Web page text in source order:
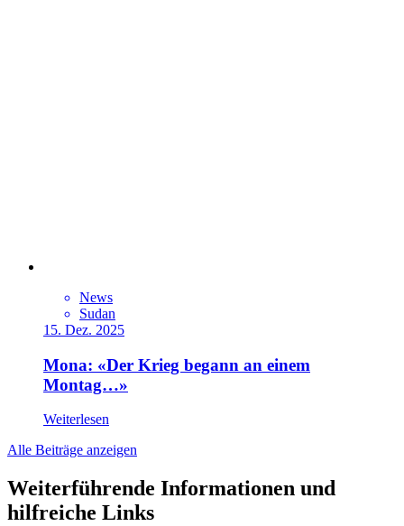
News
Sudan
15. Dez. 2025
Mona: «Der Krieg begann an einem
Montag…»
Weiterlesen
Alle Beiträge anzeigen
Weiterführende Informationen und
hilfreiche Links